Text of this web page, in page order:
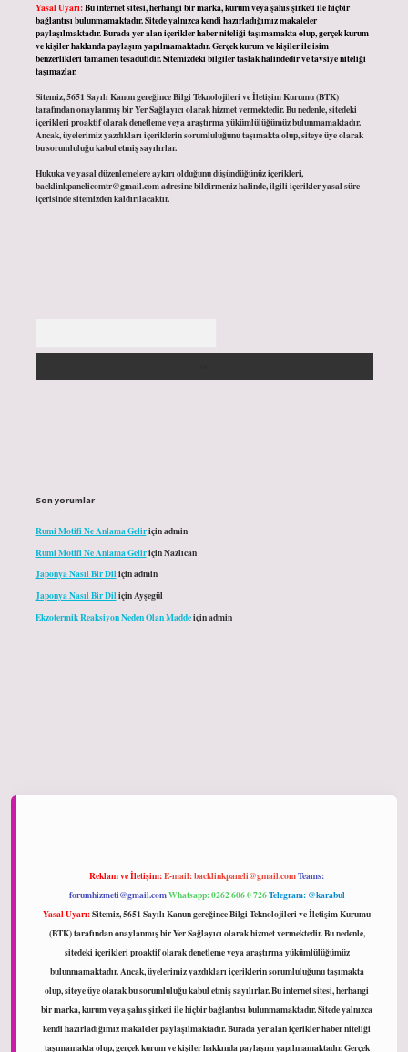
Yasal Uyarı:Bu internet sitesi, herhangi bir marka, kurum veya şahıs şirketi ile hiçbir
bağlantısı bulunmamaktadır. Sitede yalnızca kendi hazırladığımız makaleler
paylaşılmaktadır. Burada yer alan içerikler haber niteliği taşımamakta olup, gerçek kurum
ve kişiler hakkında paylaşım yapılmamaktadır. Gerçek kurum ve kişiler ile isim
benzerlikleri tamamen tesadüfidir. Sitemizdeki bilgiler taslak halindedir ve tavsiye niteliği
taşımazlar.
Sitemiz, 5651 Sayılı Kanun gereğince Bilgi Teknolojileri ve İletişim Kurumu (BTK)
tarafından onaylanmış bir Yer Sağlayıcı olarak hizmet vermektedir. Bu nedenle, sitedeki
içerikleri proaktif olarak denetleme veya araştırma yükümlülüğümüz bulunmamaktadır.
Ancak, üyelerimiz yazdıkları içeriklerin sorumluluğunu taşımakta olup, siteye üye olarak
bu sorumluluğu kabul etmiş sayılırlar.
Hukuka ve yasal düzenlemelere aykırı olduğunu düşündüğünüz içerikleri,
backlinkpanelicomtr@gmail.comadresine bildirmeniz halinde, ilgili içerikler yasal süre
içerisinde sitemizden kaldırılacaktır.
Son yorumlar
Rumi Motifi Ne Anlama Geliriçinadmin
Rumi Motifi Ne Anlama GeliriçinNazlıcan
Japonya Nasıl Bir Diliçinadmin
Japonya Nasıl Bir DiliçinAyşegül
Ekzotermik Reaksiyon Neden Olan Maddeiçinadmin
Reklam ve İletişim:E-mail:backlinkpaneli@gmail.comTeams:
forumhizmeti@gmail.comWhatsapp: 0262 606 0 726Telegram: @karabul
Yasal Uyarı:Sitemiz, 5651 Sayılı Kanun gereğince Bilgi Teknolojileri ve İletişim Kurumu
(BTK) tarafından onaylanmış bir Yer Sağlayıcı olarak hizmet vermektedir. Bu nedenle,
sitedeki içerikleri proaktif olarak denetleme veya araştırma yükümlülüğümüz
bulunmamaktadır. Ancak, üyelerimiz yazdıkları içeriklerin sorumluluğunu taşımakta
olup, siteye üye olarak bu sorumluluğu kabul etmiş sayılırlar. Bu internet sitesi, herhangi
bir marka, kurum veya şahıs şirketi ile hiçbir bağlantısı bulunmamaktadır. Sitede yalnızca
kendi hazırladığımız makaleler paylaşılmaktadır. Burada yer alan içerikler haber niteliği
taşımamakta olup, gerçek kurum ve kişiler hakkında paylaşım yapılmamaktadır. Gerçek